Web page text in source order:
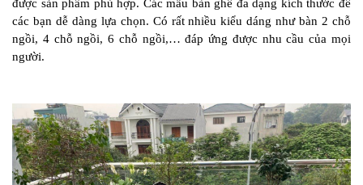
được sản phẩm phù hợp. Các mẫu bàn ghế đa dạng kích thước để
các bạn dễ dàng lựa chọn. Có rất nhiều kiểu dáng như bàn 2 chỗ
ngồi, 4 chỗ ngồi, 6 chỗ ngồi,… đáp ứng được nhu cầu của mọi
người.